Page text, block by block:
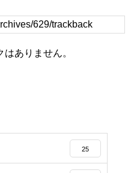
ありません。
25